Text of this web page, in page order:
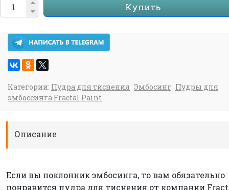
Купить
Категории: Пудра для тиснения Эмбосинг Пудры для
эмбоссинга Fractal Paint
Описание
Если вы поклонник эмбосинга, то вам обязательно
понравится пудра для тиснения от компании